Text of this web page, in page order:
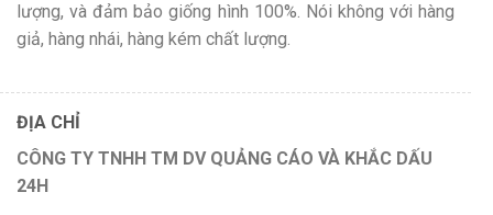
lượng, và đảm bảo giống hình 100%. Nói không với hàng
giả, hàng nhái, hàng kém chất lượng.
ĐỊA CHỈ
CÔNG TY TNHH TM DV QUẢNG CÁO VÀ KHẮC DẤU
24H